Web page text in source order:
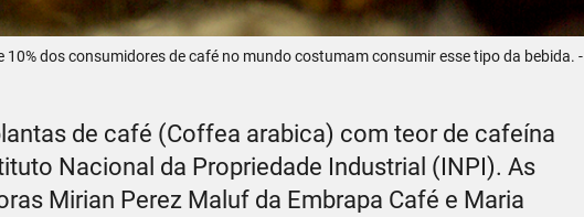
dos consumidores de café no mundo costumam consumir esse tipo da bebida. -
de café (Coffea arabica) com teor de cafeína
Nacional da Propriedade Industrial (INPI). As
Mirian Perez Maluf da Embrapa Café e Maria